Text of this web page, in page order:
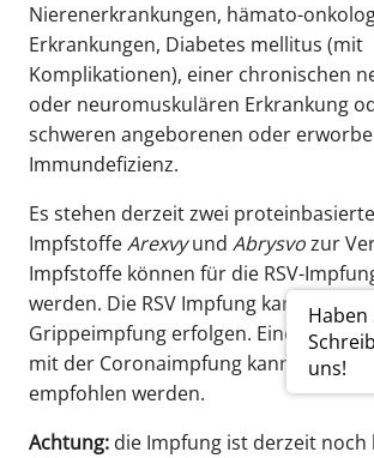
Haben
uns!
Nierenerkrankungen, hämato-
Erkrankungen, Diabetes mellitus (mit
Komplikationen), einer chronischen
oder neuromuskulären Erkrankung
schweren angeborenen oder
Immundefizienz.
Es stehen derzeit zwei proteinbasierte
ImpfstoffeArexvyund Abrysvozur
Impfstoffe können für die RSV-
werden. Die RSV Impfung kann
Grippeimpfung erfolgen. Eine Impfung
mit der Coronaimpfung kann zurzeit
empfohlen werden.
Achtung: die Impfung ist derzeit noch